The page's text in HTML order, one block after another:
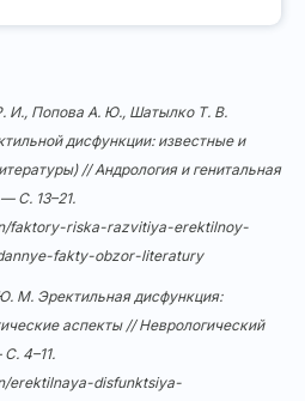
И., Попова А. Ю., Шатылко Т. В.
дисфункции: известные и
// Андрология и генитальная
С. 13–21.
faktory-riska-razvitiya-erektilnoy-
fakty-obzor-literatury
М. Эректильная дисфункция:
аспекты // Неврологический
4–11.
erektilnaya-disfunktsiya-